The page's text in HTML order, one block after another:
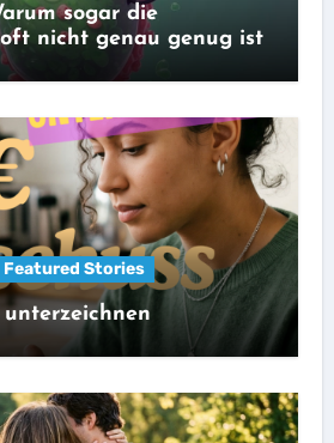
sogar die
nicht genau genug ist
Featured Stories